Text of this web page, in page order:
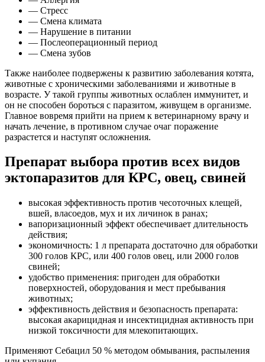
— Стресс
— Смена климата
— Нарушение в питании
— Послеоперационный период
— Смена зубов
Также наиболее подвержены к развитию заболевания котята,
животные с хроническими заболеваниями и животные в
возрасте. У такой группы животных ослаблен иммунитет, и
он не способен бороться с паразитом, живущем в организме.
Главное вовремя прийти на прием к ветеринарному врачу и
начать лечение, в противном случае очаг поражение
разрастется и наступят осложнения.
Препарат выбора против всех видов
эктопаразитов для КРС, овец, свиней
высокая эффективность против чесоточных клещей,
вшей, власоедов, мух и их личинок в ранах;
вапоризационный эффект обеспечивает длительность
действия;
экономичность: 1 л препарата достаточно для обработки
300 голов КРС, или 400 голов овец, или 2000 голов
свиней;
удобство применения: пригоден для обработки
поверхностей, оборудования и мест пребывания
животных;
эффективность действия и безопасность препарата:
высокая акарицидная и инсектицидная активность при
низкой токсичности для млекопитающих.
Применяют Себацил 50 % методом обмывания, распыления